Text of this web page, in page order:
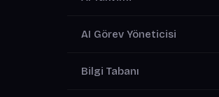
AI Görev Yöneticisi
Bilgi Tabanı